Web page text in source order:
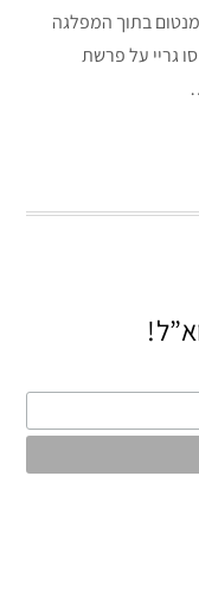
בתוך המפלגה
גריי על פרשת